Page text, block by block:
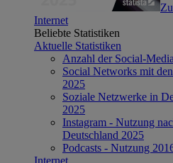
Internet
Beliebte Statistiken
Aktuelle Statistiken
Anzahl der Social-
Social Networks mit
2025
Soziale Netzwerke in
2025
Instagram - Nutzung
Deutschland 2025
Podcasts - Nutzung
Internet